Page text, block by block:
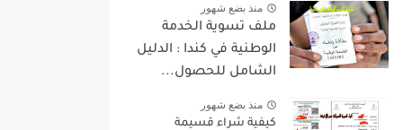
منذ بضع شهور
ملف تسوية الخدمة
الوطنية في كندا : الدليل
الشامل للحصول...
منذ بضع شهور
كيفية شراء قسيمة